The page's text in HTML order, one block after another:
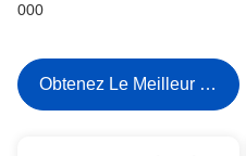
000
Obtenez Le Meilleur Prix